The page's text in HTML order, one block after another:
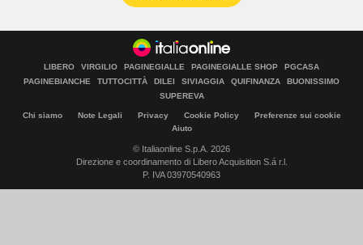
LIBERO VIRGILIO PAGINEGIALLE PAGINEGIALLE SHOP
PGCASA
PAGINEBIANCHE
TUTTOCITTÀ DILEI SIVIAGGIA QUIFINANZA
BUONISSIMO
SUPEREVA
Chi siamo Note Legali Privacy Cookie Policy
Preferenze sui cookie
Aiuto
© Italiaonline S.p.A. 2026
Direzione e coordinamento di Libero Acquisition S.á r.l.
P. IVA 03970540963